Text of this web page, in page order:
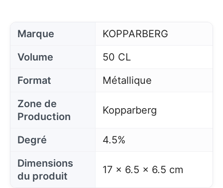
Marque
KOPPARBERG
Volume
50 CL
Format
Métallique
Zone de
Production
Kopparberg
Degré
4.5%
Dimensions
du produit
17 x 6.5 x 6.5 cm